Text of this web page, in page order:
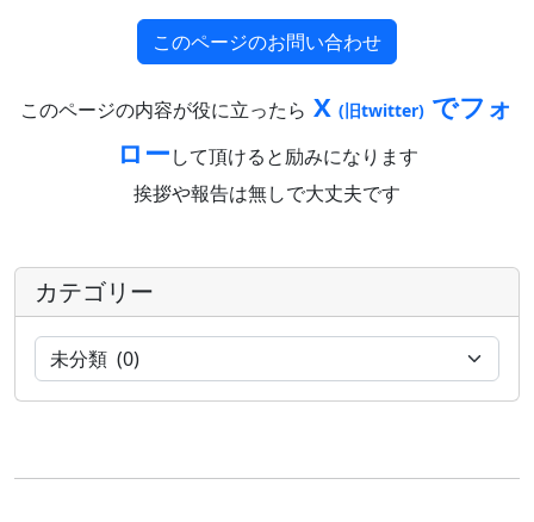
このページのお問い合わせ
このページの内容が役に立ったら X (旧twitter) でフォ
ローして頂けると励みになります
挨拶や報告は無しで大丈夫です
カテゴリー